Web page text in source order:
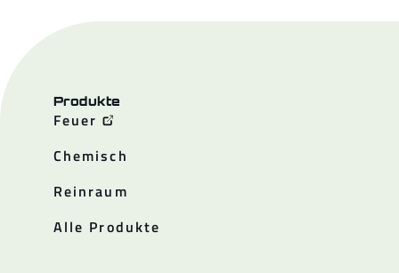
Produkte
Feuer
Chemisch
Reinraum
Alle Produkte